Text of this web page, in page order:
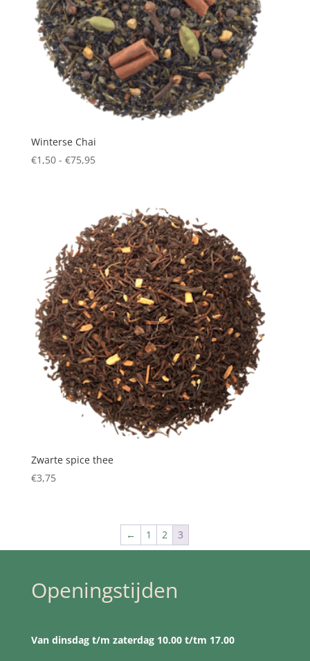
Winterse Chai
€1,50 - €75,95Prijsklasse:
Zwarte spice thee
€3,75
← 1 2 3
Openingstijden
Van dinsdag t/m zaterdag 10.00 t/tm 17.00